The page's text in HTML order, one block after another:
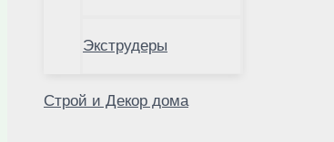
Экструдеры
Строй и Декор дома